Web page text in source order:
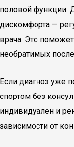
половой функции.
дискомфорта —
врача. Это
необратимых
Если диагноз уже
спортом без
индивидуален и
зависимости от